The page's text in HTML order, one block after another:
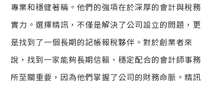
專業和穩健著稱。他們的強項在於深厚的會計與稅務
實力。選擇精訊，不僅是解決了公司設立的問題，更
是找到了一個長期的記帳報稅夥伴。對於創業者來
說，找到一家能夠長期信賴、穩定配合的會計師事務
所至關重要，因為他們掌握了公司的財務命脈。精訊